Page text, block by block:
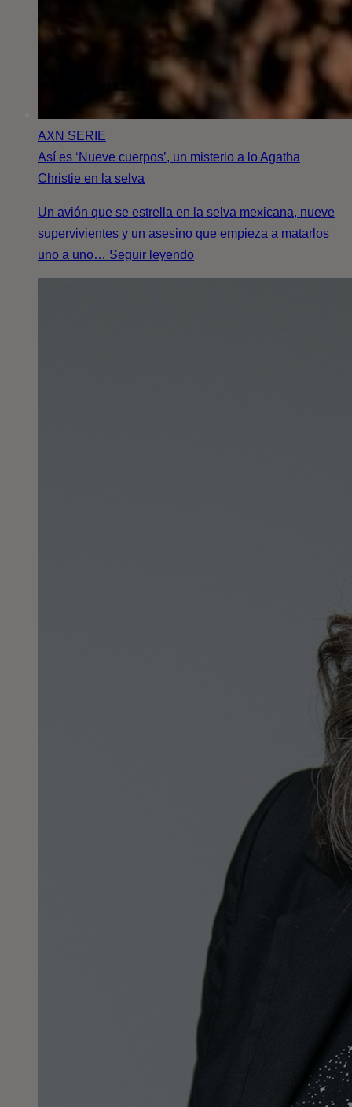
AXN SERIE
Así es ‘Nueve cuerpos’, un misterio a lo Agatha
Christie en la selva
Un avión que se estrella en la selva mexicana, nueve
supervivientes y un asesino que empieza a matarlos
uno a uno… Seguir leyendo